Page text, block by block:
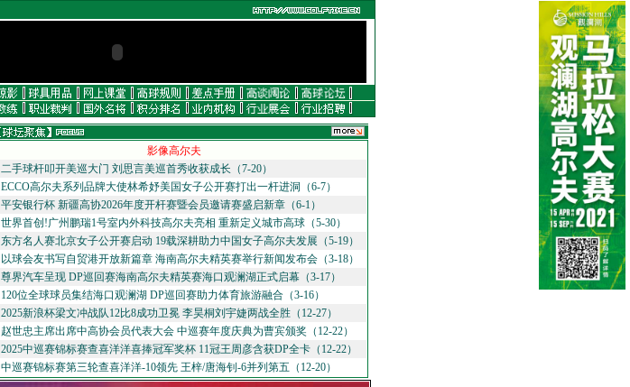
影像高尔夫
二手球杆叩开美巡大门 刘思言美巡首秀收获成长（7-20）
ECCO高尔夫系列品牌大使林希妤美国女子公开赛打出一杆进洞（6-7）
平安银行杯 新疆高协2026年度开杆赛暨会员邀请赛盛启新章（6-1）
世界首创!广州鹏瑞1号室内外科技高尔夫亮相 重新定义城市高球（5-30）
东方名人赛北京女子公开赛启动 19载深耕助力中国女子高尔夫发展（5-19）
以球会友书写自贸港开放新篇章 海南高尔夫精英赛举行新闻发布会（3-18）
尊界汽车呈现 DP巡回赛海南高尔夫精英赛海口观澜湖正式启幕（3-17）
120位全球球员集结海口观澜湖 DP巡回赛助力体育旅游融合（3-16）
2025新浪杯梁文冲战队12比8成功卫冕 李昊桐刘宇婕两战全胜（12-27）
赵世忠主席出席中高协会员代表大会 中巡赛年度庆典为曹宾颁奖（12-22）
2025中巡赛锦标赛查喜洋洋喜捧冠军奖杯 11冠王周彦含获DP全卡（12-22）
中巡赛锦标赛第三轮查喜洋洋-10领先 王梓/唐海钊-6并列第五（12-20）